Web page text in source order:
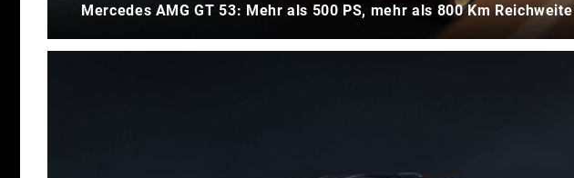
Mercedes AMG GT 53: Mehr als 500 PS, mehr als 800 Km Reichweite